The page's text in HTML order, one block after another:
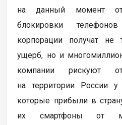
на данный момент
блокировки
корпорации получат не
ущерб, но и
компании рискуют
на территории России у
которые прибыли в
их смартфоны от